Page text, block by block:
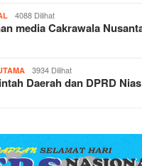
4088 Dilihat
media Cakrawala
3934 Dilihat
Daerah dan DPRD